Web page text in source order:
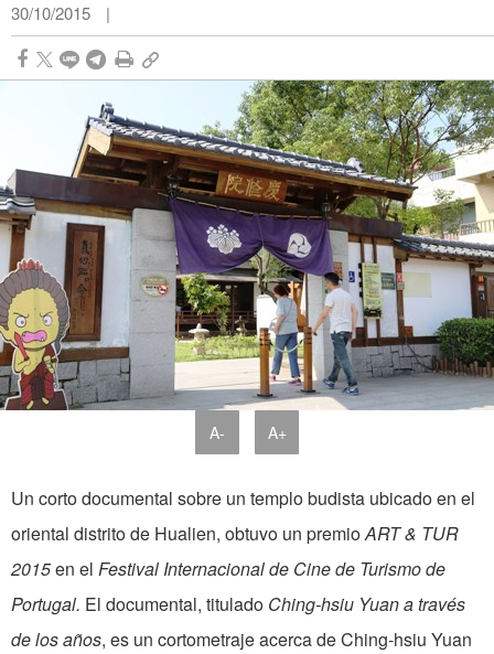
30/10/2015 |
A- A+
Un corto documental sobre un templo budista ubicado en el
oriental distrito de Hualien, obtuvo un premioART & TUR
2015en el Festival Internacional de Cine de Turismo de
Portugal. El documental, titulado Ching-hsiu Yuan a través
de los años, es un cortometraje acerca de Ching-hsiu Yuan